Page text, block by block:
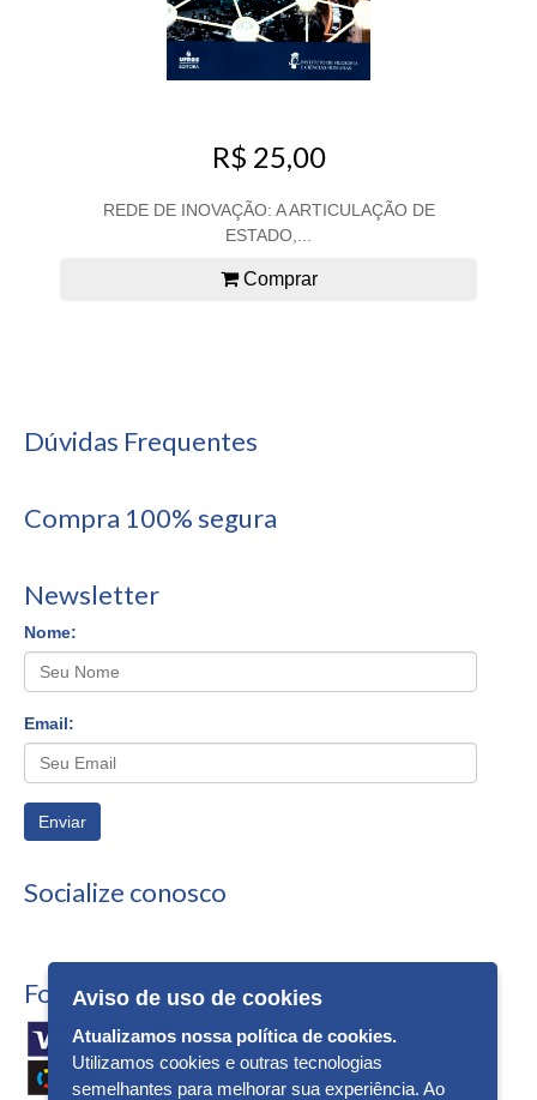
R$ 25,00
REDE DE INOVAÇÃO: A ARTICULAÇÃO DE
ESTADO,...
Comprar
Dúvidas Frequentes
Compra 100% segura
Newsletter
Nome:
Email:
Enviar
Socialize conosco
Formas de Pagamento
Aviso de uso de cookies
Atualizamos nossa política de cookies.
Utilizamos cookies e outras tecnologias
semelhantes para melhorar sua experiência. Ao